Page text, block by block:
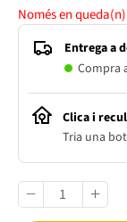
Només en queda(n)
Entrega a
Compra
Clica i
Tria una